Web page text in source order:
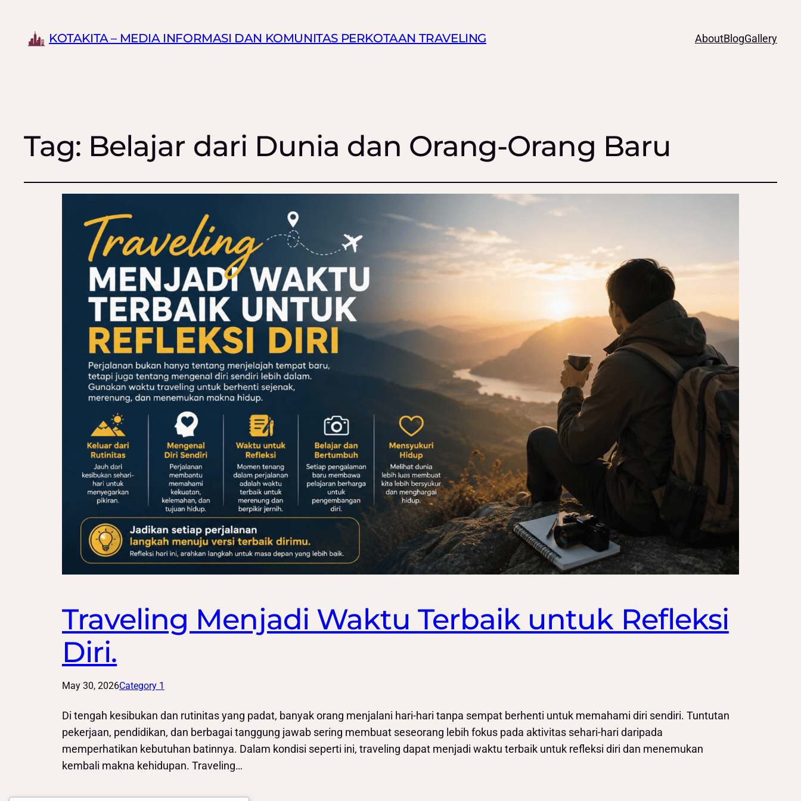
KOTAKITA – MEDIA INFORMASI DAN KOMUNITAS PERKOTAAN TRAVELING AboutBlogGallery
Tag: Belajar dari Dunia dan Orang-Orang Baru
Traveling Menjadi Waktu Terbaik untuk Refleksi
Diri.
May 30, 2026Category 1
Di tengah kesibukan dan rutinitas yang padat, banyak orang menjalani hari-hari tanpa sempat berhenti untuk memahami diri sendiri. Tuntutan
pekerjaan, pendidikan, dan berbagai tanggung jawab sering membuat seseorang lebih fokus pada aktivitas sehari-hari daripada
memperhatikan kebutuhan batinnya. Dalam kondisi seperti ini, traveling dapat menjadi waktu terbaik untuk refleksi diri dan menemukan
kembali makna kehidupan. Traveling…